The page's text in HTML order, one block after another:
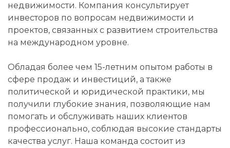
недвижимости. Компания консультирует
инвесторов по вопросам недвижимости и
проектов, связанных с развитием строительства
на международном уровне.
Обладая более чем 15-летним опытом работы в
сфере продаж и инвестиций, а также
политической и юридической практики, мы
получили глубокие знания, позволяющие нам
помогать и обслуживать наших клиентов
профессионально, соблюдая высокие стандарты
качества услуг. Наша команда состоит из